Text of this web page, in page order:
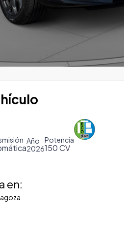
Año
2026
Potencia
150 CV
en: